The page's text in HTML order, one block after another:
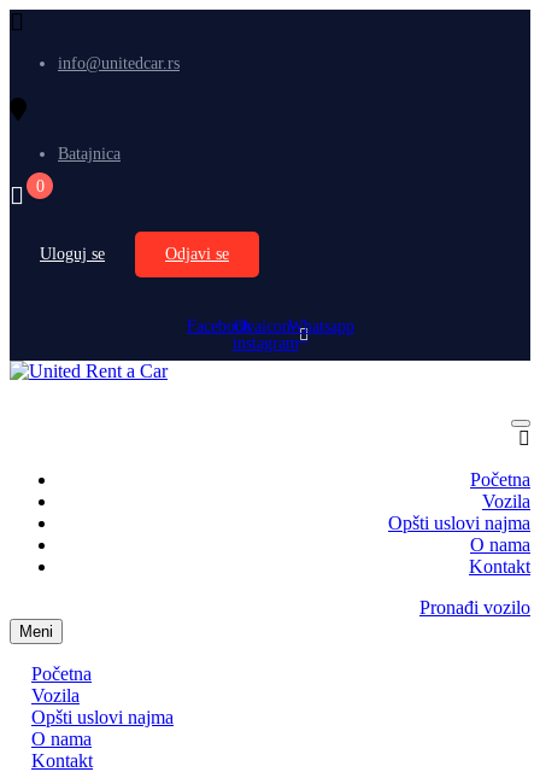
info@unitedcar.rs
Batajnica
0
Uloguj se Odjavi se
FacebookOvaicon-
instagram
Whatsapp
Početna
Vozila
Opšti uslovi najma
O nama
Kontakt
Pronađi vozilo
Meni
Početna
Vozila
Opšti uslovi najma
O nama
Kontakt